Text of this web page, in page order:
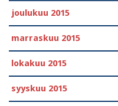
joulukuu 2015
marraskuu 2015
lokakuu 2015
syyskuu 2015